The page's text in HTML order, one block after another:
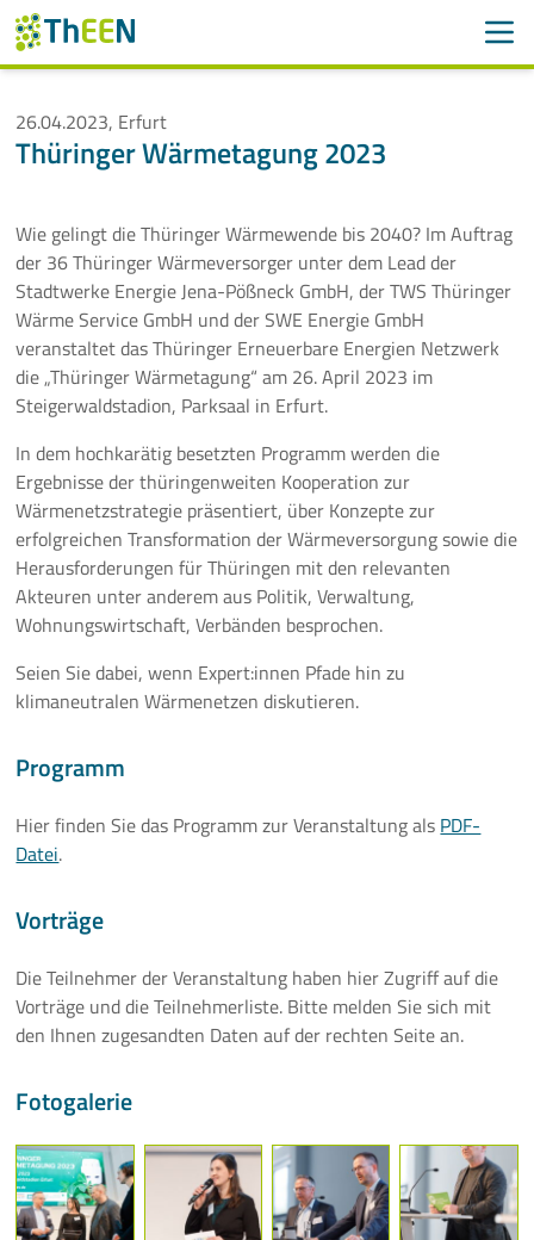
Suche
Navigation überspringen
ThEEN
Services
Mitglieder
Aktivitäten
Veranstaltungen
Aktuelle Termine
Thüringer Wärmetagung 2026
10 Jahre ThEEN-Jubiläum
Auftaktveranstaltung Stakeholderprozess
ThEEN-Fachforum
ThEEN-Innovationsdialog
ThEEN-Kongress
ThEEN-Talk
Politische Formate
Presseevents
Aktuelles
Mehr
26.04.2023, Erfurt
Thüringer Wärmetagung 2023
Wie gelingt die Thüringer Wärmewende bis 2040? Im Auftrag
der 36 Thüringer Wärmeversorger unter dem Lead der
Stadtwerke Energie Jena-Pößneck GmbH, der TWS Thüringer
Wärme Service GmbH und der SWE Energie GmbH
veranstaltet das Thüringer Erneuerbare Energien Netzwerk
die „Thüringer Wärmetagung“ am 26. April 2023 im
Steigerwaldstadion, Parksaal in Erfurt.
In dem hochkarätig besetzten Programm werden die
Ergebnisse der thüringenweiten Kooperation zur
Wärmenetzstrategie präsentiert, über Konzepte zur
erfolgreichen Transformation der Wärmeversorgung sowie die
Herausforderungen für Thüringen mit den relevanten
Akteuren unter anderem aus Politik, Verwaltung,
Wohnungswirtschaft, Verbänden besprochen.
Seien Sie dabei, wenn Expert:innen Pfade hin zu
klimaneutralen Wärmenetzen diskutieren.
Programm
Hier finden Sie das Programm zur Veranstaltung als PDF-
Datei.
Vorträge
Die Teilnehmer der Veranstaltung haben hier Zugriff auf die
Vorträge und die Teilnehmerliste. Bitte melden Sie sich mit
den Ihnen zugesandten Daten auf der rechten Seite an.
Fotogalerie